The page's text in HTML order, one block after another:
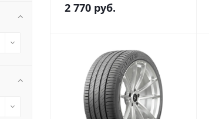
2 770 руб.